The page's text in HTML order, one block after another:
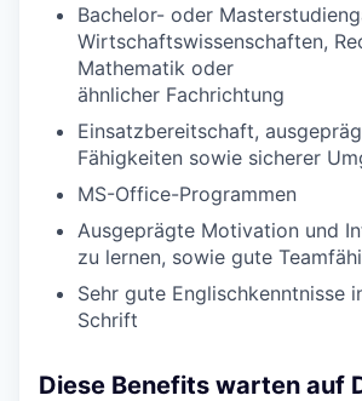
Bachelor- oder
Wirtschaftswissenschaften,
Mathematik oder
ähnlicher Fachrichtung
Einsatzbereitschaft,
Fähigkeiten sowie sicherer
MS-Office-Programmen
Ausgeprägte Motivation und
zu lernen, sowie gute
Sehr gute Englischkenntnisse
Schrift
Diese Benefits warten auf